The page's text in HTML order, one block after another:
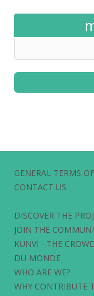
GENERAL TERMS
CONTACT US
DISCOVER THE
JOIN THE
KUNVI - THE
DU MONDE
WHO ARE WE?
WHY CONTRIBUTE